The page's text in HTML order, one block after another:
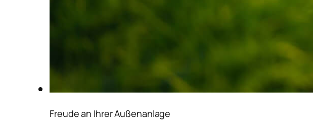
Freude an Ihrer Außenanlage